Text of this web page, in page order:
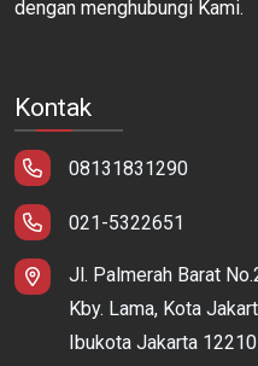
dengan menghubungi Kami.
Kontak
08131831290
021-5322651
Jl. Palmerah Barat
Kby. Lama, Kota
Ibukota Jakarta 12210